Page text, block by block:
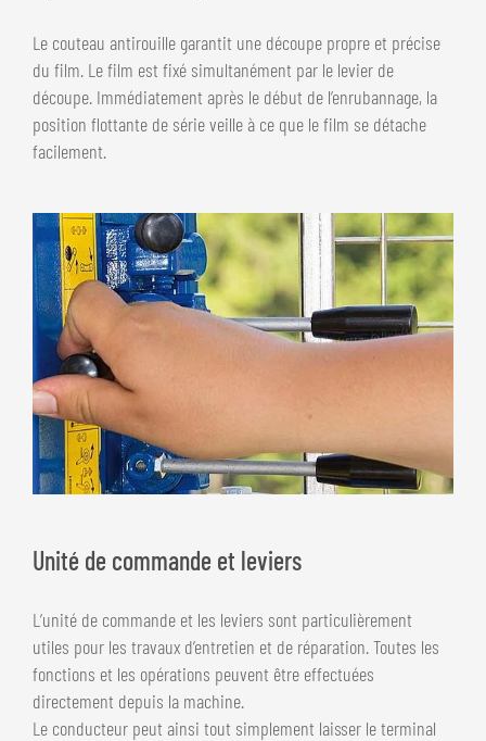
Le couteau antirouille garantit une découpe propre et précise
du film. Le film est fixé simultanément par le levier de
découpe. Immédiatement après le début de l’enrubannage, la
position flottante de série veille à ce que le film se détache
facilement.
Unité de commande et leviers
L’unité de commande et les leviers sont particulièrement
utiles pour les travaux d’entretien et de réparation. Toutes les
fonctions et les opérations peuvent être effectuées
directement depuis la machine.
Le conducteur peut ainsi tout simplement laisser le terminal